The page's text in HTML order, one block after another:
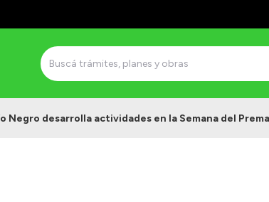
Negro desarrolla actividades en la Semana del